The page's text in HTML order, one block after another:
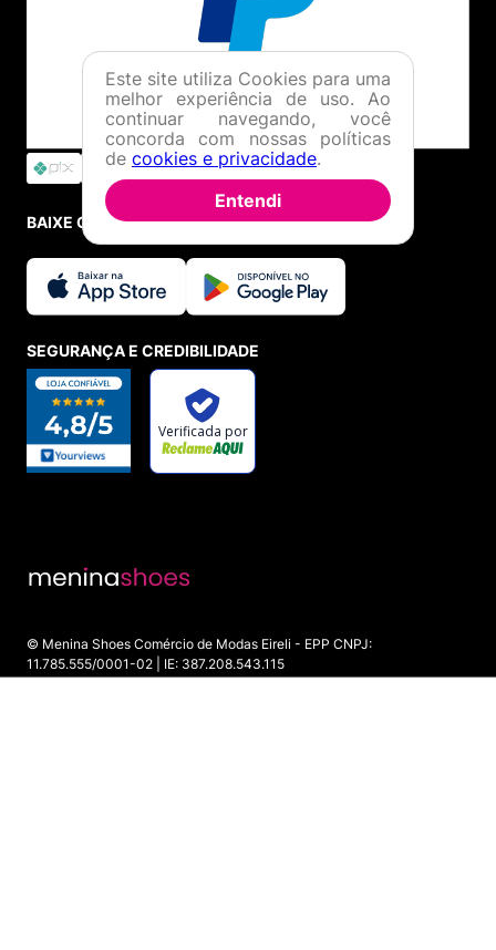
BAIXE O APP
SEGURANÇA E CREDIBILIDADE
© Menina Shoes Comércio de Modas Eireli - EPP CNPJ:
11.785.555/0001-02 | IE: 387.208.543.115
Este site utiliza Cookies para uma
melhor experiência de uso. Ao
continuar navegando, você
concorda com nossas políticas
de cookies e privacidade.
Entendi